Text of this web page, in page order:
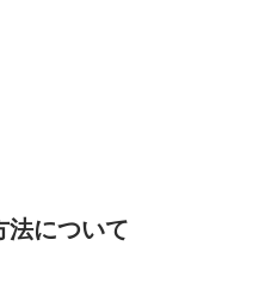
法について